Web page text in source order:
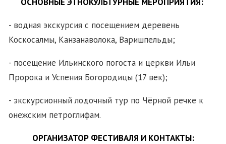
- водная экскурсия с посещением деревень
Коскосалмы, Канзанаволока, Варишпельды;
- посещение Ильинского погоста и церкви Ильи
Пророка и Успения Богородицы (17 век);
- экскурсионный лодочный тур по Чёрной речке к
онежским петроглифам.
ОРГАНИЗАТОР ФЕСТИВАЛЯ И КОНТАКТЫ: